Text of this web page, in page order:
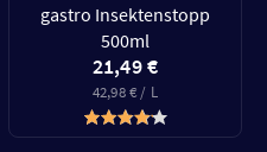
gastro Insektenstopp
500ml
21,49 €
42,98 € / L